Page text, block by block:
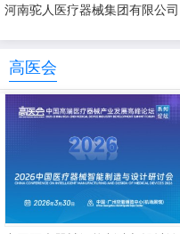
河南驼人医疗器械集团有限公司
高医会